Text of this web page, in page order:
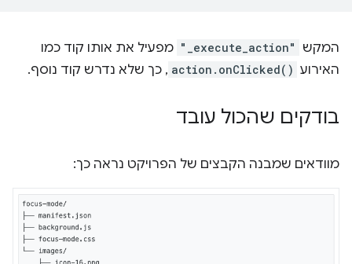
המקש "_execute_action" מפעיל את אותו קוד כמו
האירוע action.onClicked() , כך שלא נדרש קוד נוסף.
בודקים שהכול עובד
מוודאים שמבנה הקבצים של הפרויקט נראה כך: